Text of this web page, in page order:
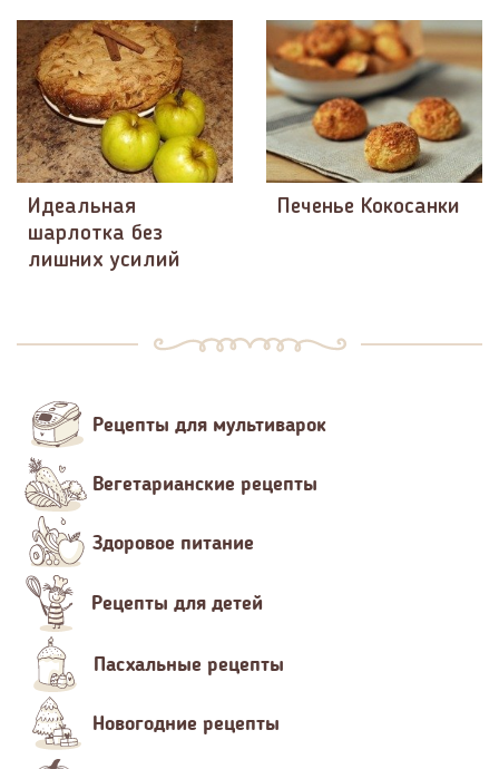
Идеальная
шарлотка без
лишних усилий
Печенье Кокосанки
Рецепты для мультиварок
Вегетарианские рецепты
Здоровое питание
Рецепты для детей
Пасхальные рецепты
Новогодние рецепты